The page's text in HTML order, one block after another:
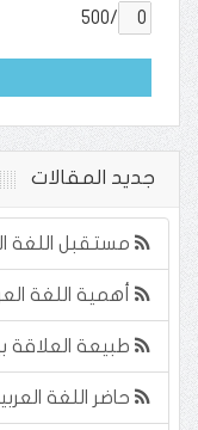
/500
جديد المقالات
مستقبل اللغة
أهمية اللغة
طبيعة العلاقة
حاضر اللغة